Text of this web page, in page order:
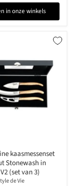
in onze winkels
kaasmessenset
Stonewash in
(set van 3)
de Vie